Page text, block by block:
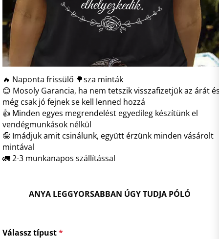
🔥 Naponta frissülő 🌳sza minták
😊 Mosoly Garancia, ha nem tetszik visszafizetjük az árát
még csak jó fejnek se kell lenned hozzá
👍 Minden egyes megrendelést egyedileg készítünk el
vendégmunkások nélkül
🤪 Imádjuk amit csinálunk, együtt érzünk minden vásárolt
mintával
🚛 2-3 munkanapos szállítással
ANYA LEGGYORSABBAN ÚGY TUDJA PÓLÓ
Válassz típust*